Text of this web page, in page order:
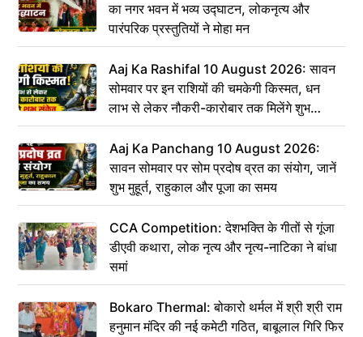
का नगर भवन में भव्य उद्घाटन, लोकनृत्य और
पारंपरिक प्रस्तुतियों ने मोहा मन
Aaj Ka Rashifal 10 August 2026: सावन
सोमवार पर इन राशियों की चमकेगी किस्मत, धन
लाभ से लेकर नौकरी-कारोबार तक मिलेंगे शुभ
संकेत
Aaj Ka Panchang 10 August 2026:
सावन सोमवार पर सोम प्रदोष व्रत का संयोग, जानें
शुभ मुहूर्त, राहुकाल और पूजा का समय
CCA Competition: देशभक्ति के गीतों से गूंजा
डीएवी कथारा, लोक नृत्य और नृत्य-नाटिका ने बांधा
समां
Bokaro Thermal: बोकारो थर्मल में श्री श्री राम
हनुमान मंदिर की नई कमेटी गठित, बाबूलाल गिरि फिर